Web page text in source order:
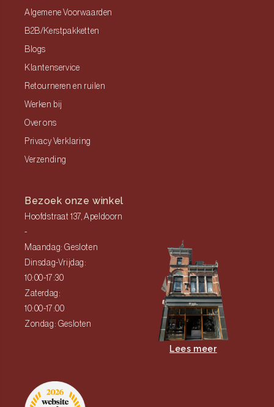
Algemene Voorwaarden
B2B/Kerstpakketten
Blogs
Klantenservice
Retourneren en ruilen
Werken bij
Over ons
Privacy Verklaring
Verzending
Bezoek onze winkel
Hoofdstraat 137, Apeldoorn
-
Maandag: Gesloten
Dinsdag-Vrijdag:
10:00-17:30
Zaterdag:
10:00-17:00
Zondag: Gesloten
Lees meer